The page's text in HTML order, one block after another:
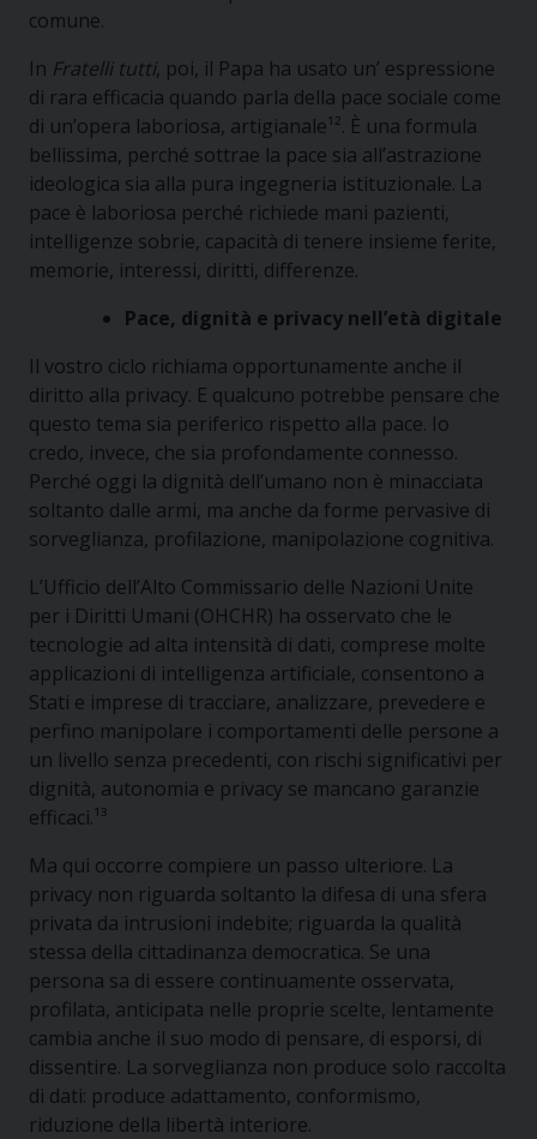
comune.
In Fratelli tutti, poi, il Papa ha usato un’ espressione
di rara efficacia quando parla della pace sociale come
di un’opera laboriosa, artigianale¹². È una formula
bellissima, perché sottrae la pace sia all’astrazione
ideologica sia alla pura ingegneria istituzionale. La
pace è laboriosa perché richiede mani pazienti,
intelligenze sobrie, capacità di tenere insieme ferite,
memorie, interessi, diritti, differenze.
Pace, dignità e privacy nell’età digitale
Il vostro ciclo richiama opportunamente anche il
diritto alla privacy. E qualcuno potrebbe pensare che
questo tema sia periferico rispetto alla pace. Io
credo, invece, che sia profondamente connesso.
Perché oggi la dignità dell’umano non è minacciata
soltanto dalle armi, ma anche da forme pervasive di
sorveglianza, profilazione, manipolazione cognitiva.
L’Ufficio dell’Alto Commissario delle Nazioni Unite
per i Diritti Umani (OHCHR) ha osservato che le
tecnologie ad alta intensità di dati, comprese molte
applicazioni di intelligenza artificiale, consentono a
Stati e imprese di tracciare, analizzare, prevedere e
perfino manipolare i comportamenti delle persone a
un livello senza precedenti, con rischi significativi per
dignità, autonomia e privacy se mancano garanzie
efficaci.¹³
Ma qui occorre compiere un passo ulteriore. La
privacy non riguarda soltanto la difesa di una sfera
privata da intrusioni indebite; riguarda la qualità
stessa della cittadinanza democratica. Se una
persona sa di essere continuamente osservata,
profilata, anticipata nelle proprie scelte, lentamente
cambia anche il suo modo di pensare, di esporsi, di
dissentire. La sorveglianza non produce solo raccolta
di dati: produce adattamento, conformismo,
riduzione della libertà interiore.